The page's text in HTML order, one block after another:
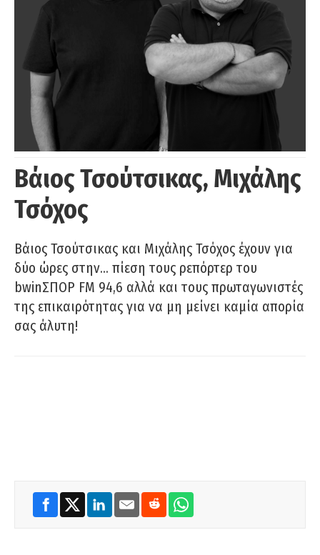
Βάιος Τσούτσικας, Μιχάλης
Τσόχος
Βάιος Τσούτσικας και Μιχάλης Τσόχος έχουν για
δύο ώρες στην… πίεση τους ρεπόρτερ του
bwinΣΠΟΡ FM 94,6 αλλά και τους πρωταγωνιστές
της επικαιρότητας για να μη μείνει καμία απορία
σας άλυτη!